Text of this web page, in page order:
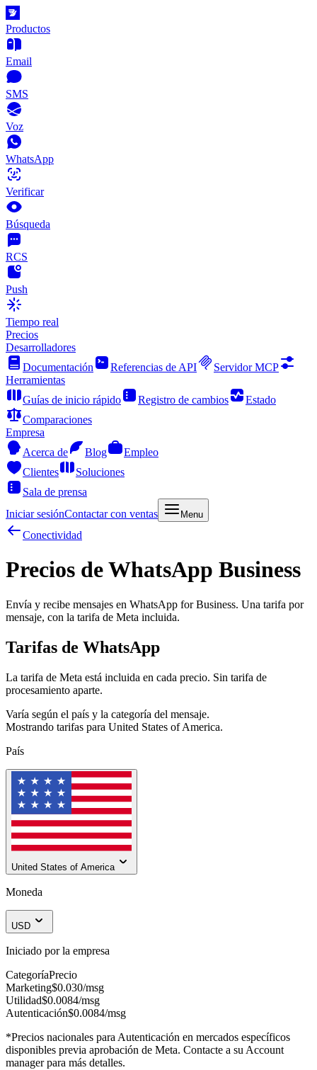
Productos
Email
SMS
Voz
WhatsApp
Verificar
Búsqueda
RCS
Push
Tiempo real
Precios
Desarrolladores
Documentación
Referencias de API
Servidor MCP
Herramientas
Guías de inicio rápido
Registro de cambios
Estado
Comparaciones
Empresa
Acerca de
Blog
Empleo
Clientes
Soluciones
Sala de prensa
Iniciar sesiónContactar con ventas Menu
Conectividad
Precios de WhatsApp Business
Envía y recibe mensajes en WhatsApp for Business. Una tarifa por
mensaje, con la tarifa de Meta incluida.
Tarifas de WhatsApp
La tarifa de Meta está incluida en cada precio. Sin tarifa de
procesamiento aparte.
Varía según el país y la categoría del mensaje.
Mostrando tarifas para United States of America.
País
United States of America
Moneda
USD
Iniciado por la empresa
CategoríaPrecio
Marketing$0.030/msg
Utilidad$0.0084/msg
Autenticación$0.0084/msg
*Precios nacionales para Autenticación en mercados específicos
disponibles previa aprobación de Meta. Contacte a su Account
manager para más detalles.